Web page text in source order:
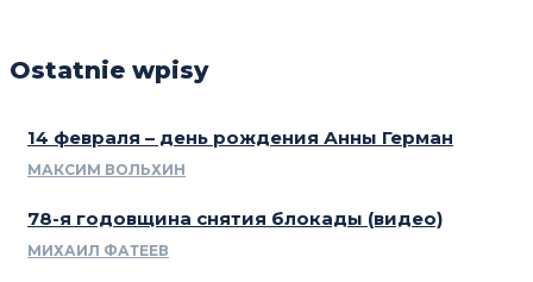
Ostatnie wpisy
14 февраля – день рождения Анны Герман
МАКСИМ ВОЛЬХИН
78-я годовщина снятия блокады (видео)
МИХАИЛ ФАТЕЕВ